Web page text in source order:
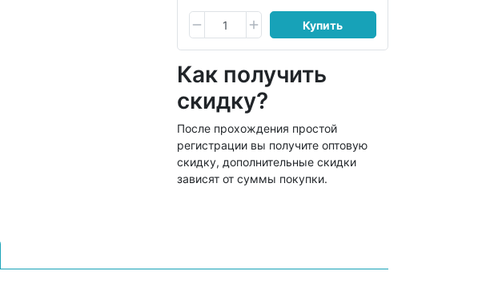
Купить
Как получить
скидку?
После прохождения простой
регистрации вы получите оптовую
скидку, дополнительные скидки
зависят от суммы покупки.